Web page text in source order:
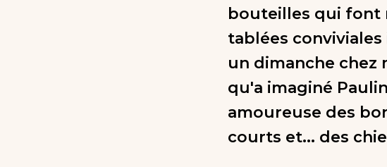
bouteilles qui font
tablées
un dimanche chez
qu'a imaginé
amoureuse des
courts et... des